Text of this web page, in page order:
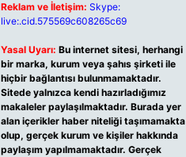
Reklam ve İletişim: Skype:
live:.cid.575569c608265c69
Yasal Uyarı: Bu internet sitesi, herhangi
bir marka, kurum veya şahıs şirketi ile
hiçbir bağlantısı bulunmamaktadır.
Sitede yalnızca kendi hazırladığımız
makaleler paylaşılmaktadır. Burada yer
alan içerikler haber niteliği taşımamakta
olup, gerçek kurum ve kişiler hakkında
paylaşım yapılmamaktadır. Gerçek